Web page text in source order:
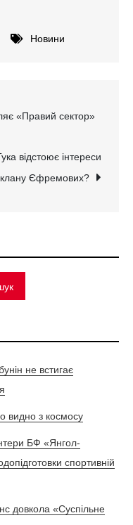
Новини
«Правий сектор»
відстоює інтереси
клану Єфремових?
не встигає
видно з космосу
БФ «Янгол-
спортивній
довкола «Суспільне